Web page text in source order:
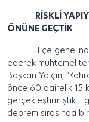
RİSKLİ
ÖNÜNE GEÇTİK
İlçe
ederek muhtemel
Başkan Yalçın,
önce 60 dairelik 15
gerçekleştirmiştik.
deprem sırasında